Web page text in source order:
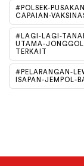
#POLSEK-
CAPAIAN-
#LAGI-LAGI-
UTAMA-
TERKAIT
#PELARANGAN-
ISAPAN-JEMPOL-